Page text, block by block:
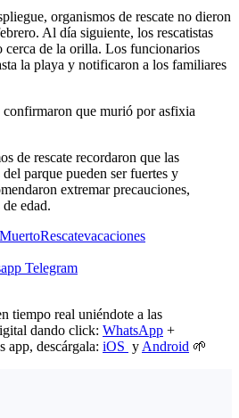
organismos de rescate no dieron
Al día siguiente, los rescatistas
cerca de la orilla. Los funcionarios
la playa y notificaron a los familiares
que murió por asfixia
de rescate recordaron que las
parque pueden ser fuertes y
extremar precauciones,
edad.
MuertoRescatevacaciones
Telegram
tiempo real uniéndote a las
dando click: WhatsApp +
app, descárgala: iOS y Android 🌱